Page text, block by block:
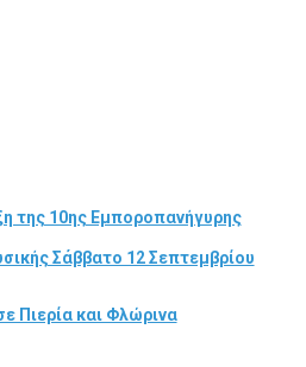
της 10ης Εμποροπανήγυρης
Σάββατο 12 Σεπτεμβρίου
Πιερία και Φλώρινα